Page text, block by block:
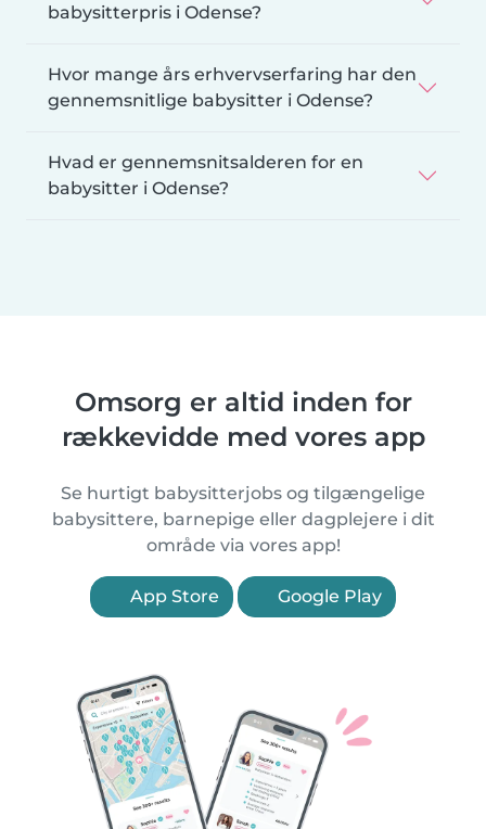
babysitterpris i Odense?
Hvor mange års erhvervserfaring har den
gennemsnitlige babysitter i Odense?
Hvad er gennemsnitsalderen for en
babysitter i Odense?
Omsorg er altid inden for
rækkevidde med vores app
Se hurtigt babysitterjobs og tilgængelige
babysittere, barnepige eller dagplejere i dit
område via vores app!
App Store Google Play